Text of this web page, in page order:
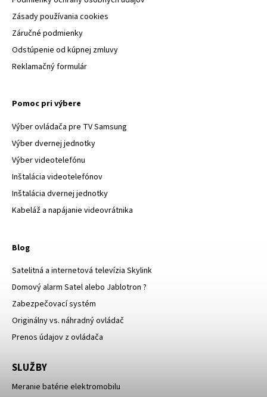
Zásady používania cookies
Záručné podmienky
Odstúpenie od kúpnej zmluvy
Reklamačný formulár
Pomoc pri výbere
Výber ovládača pre TV Samsung
Výber dvernej jednotky
Výber videotelefónu
Inštalácia videotelefónov
Inštalácia dvernej jednotky
Kabeláž a napájanie videovrátnika
Blog
Satelitná a internetová televízia Skylink
Domový alarm Satel alebo Jablotron ?
Zabezpečovací systém
Originálny vs. náhradný ovládač
Prenos údajov z ovládača
SLUŽBY
Meranie batérie elektromobilu